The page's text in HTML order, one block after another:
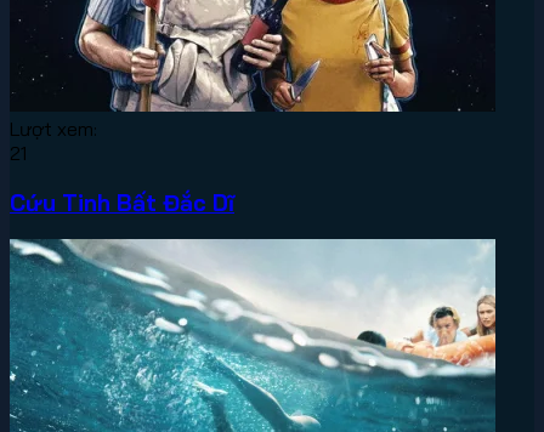
Lượt xem:
21
Cứu Tinh Bất Đắc Dĩ